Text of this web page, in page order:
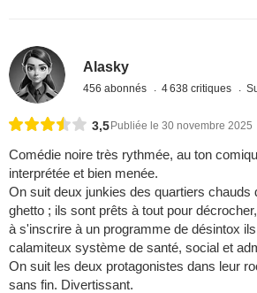
Alasky
456 abonnés 4 638 critiques
3,5Publiée le 30 novembre 2025
Comédie noire très rythmée, au ton
interprétée et bien menée.
On suit deux junkies des quartiers chauds
ghetto ; ils sont prêts à tout pour
à s'inscrire à un programme de désintox
calamiteux système de santé, social et
On suit les deux protagonistes dans leur
sans fin. Divertissant.